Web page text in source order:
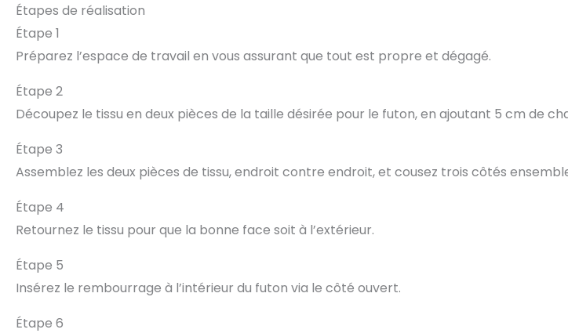
Étapes de réalisation
Étape 1
Préparez l’espace de travail en vous assurant que tout est propre et dégagé.
Étape 2
Découpez le tissu en deux pièces de la taille désirée pour le futon, en ajoutant 5 cm de
Étape 3
Assemblez les deux pièces de tissu, endroit contre endroit, et cousez trois côtés
Étape 4
Retournez le tissu pour que la bonne face soit à l’extérieur.
Étape 5
Insérez le rembourrage à l’intérieur du futon via le côté ouvert.
Étape 6